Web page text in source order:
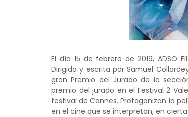
El día 15 de febrero de 2019, ADSO
Dirigida y escrita por Samuel
gran Premio del Jurado de la
premio del jurado en el Festival 2
festival de Cannes. Protagonizan la
en el cine que se interpretan, en